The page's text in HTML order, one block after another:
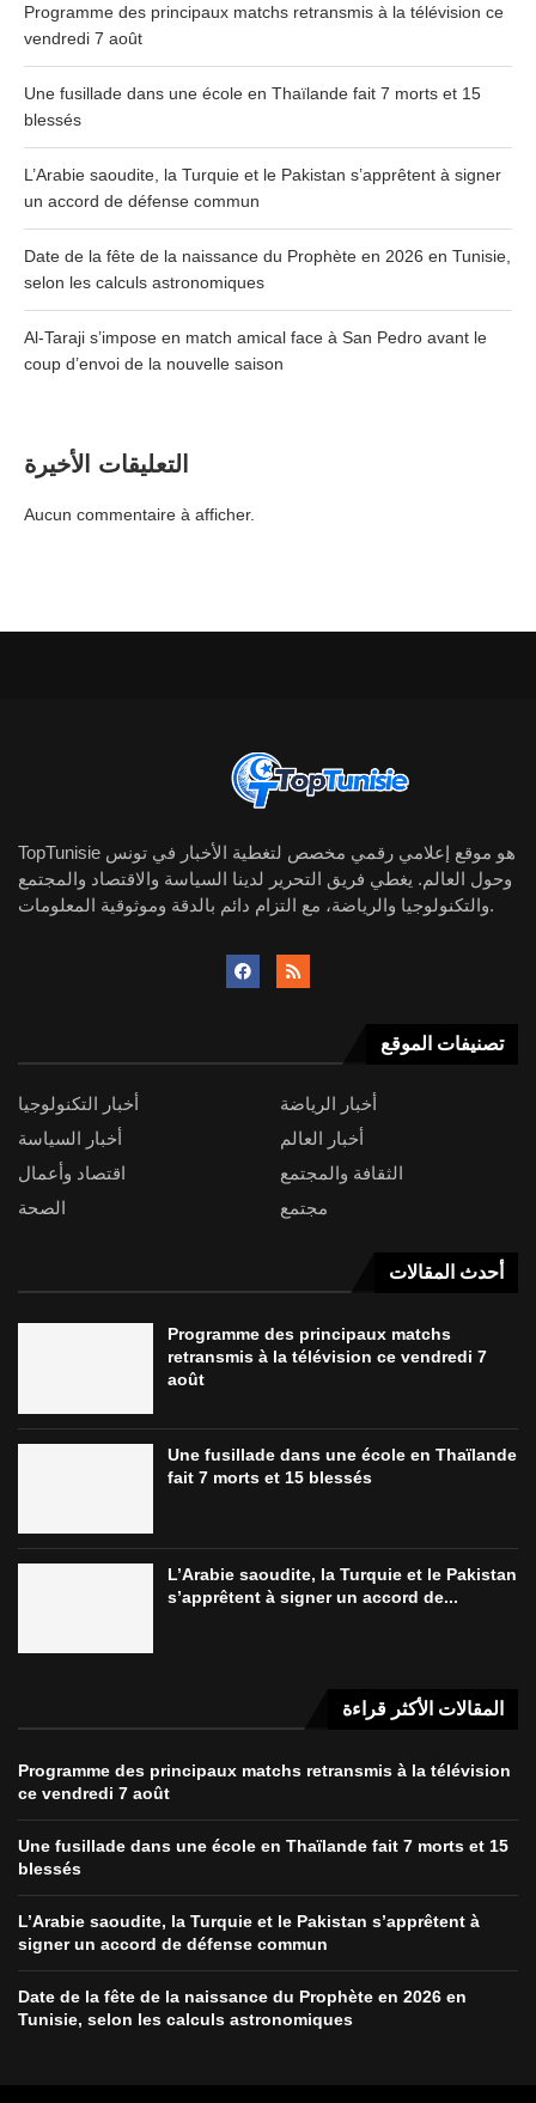
Programme des principaux matchs retransmis à la télévision ce
vendredi 7 août
Une fusillade dans une école en Thaïlande fait 7 morts et 15
blessés
L’Arabie saoudite, la Turquie et le Pakistan s’apprêtent à signer
un accord de défense commun
Date de la fête de la naissance du Prophète en 2026 en Tunisie,
selon les calculs astronomiques
Al-Taraji s’impose en match amical face à San Pedro avant le
coup d’envoi de la nouvelle saison
التعليقات الأخيرة
Aucun commentaire à afficher.
TopTunisie هو موقع إعلامي رقمي مخصص لتغطية الأخبار في تونس
وحول العالم. يغطي فريق التحرير لدينا السياسة والاقتصاد والمجتمع
والتكنولوجيا والرياضة، مع التزام دائم بالدقة وموثوقية المعلومات.
تصنيفات الموقع
أخبار التكنولوجيا
أخبار الرياضة
أخبار السياسة
أخبار العالم
اقتصاد وأعمال
الثقافة والمجتمع
الصحة
مجتمع
أحدث المقالات
Programme des principaux matchs
retransmis à la télévision ce vendredi 7
août
Une fusillade dans une école en Thaïlande
fait 7 morts et 15 blessés
L’Arabie saoudite, la Turquie et le Pakistan
s’apprêtent à signer un accord de...
المقالات الأكثر قراءة
Programme des principaux matchs retransmis à la télévision
ce vendredi 7 août
Une fusillade dans une école en Thaïlande fait 7 morts et 15
blessés
L’Arabie saoudite, la Turquie et le Pakistan s’apprêtent à
signer un accord de défense commun
Date de la fête de la naissance du Prophète en 2026 en
Tunisie, selon les calculs astronomiques